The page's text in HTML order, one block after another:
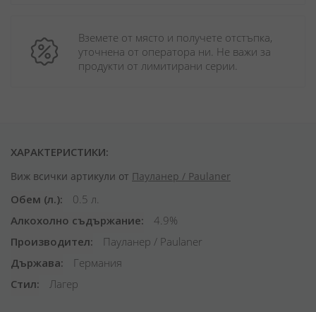
Вземете от място и получете отстъпка,
уточнена от оператора ни. Не важи за
продукти от лимитирани серии.
ХАРАКТЕРИСТИКИ:
Виж всички артикули от Пауланер / Paulaner
Обем (л.)
0.5 л.
Алкохолно съдържание
4.9%
Производител
Пауланер / Paulaner
Държава
Германия
Стил
Лагер